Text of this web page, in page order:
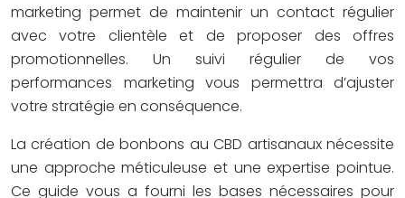
marketing permet de maintenir un contact régulier
avec votre clientèle et de proposer des offres
promotionnelles. Un suivi régulier de vos
performances marketing vous permettra d’ajuster
votre stratégie en conséquence.
La création de bonbons au CBD artisanaux nécessite
une approche méticuleuse et une expertise pointue.
Ce guide vous a fourni les bases nécessaires pour